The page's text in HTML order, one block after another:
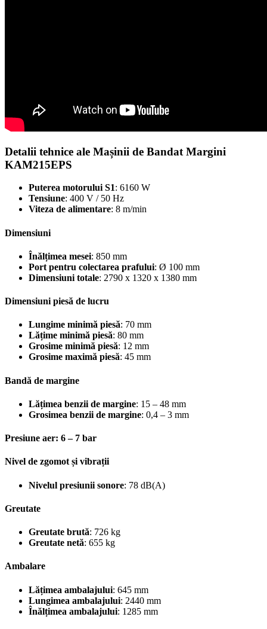
Detalii tehnice ale Mașinii de Bandat Margini
KAM215EPS
Puterea motorului S1: 6160 W
Tensiune: 400 V / 50 Hz
Viteza de alimentare: 8 m/min
Dimensiuni
Înălțimea mesei: 850 mm
Port pentru colectarea prafului: Ø 100 mm
Dimensiuni totale: 2790 x 1320 x 1380 mm
Dimensiuni piesă de lucru
Lungime minimă piesă: 70 mm
Lățime minimă piesă: 80 mm
Grosime minimă piesă: 12 mm
Grosime maximă piesă: 45 mm
Bandă de margine
Lățimea benzii de margine: 15 – 48 mm
Grosimea benzii de margine: 0,4 – 3 mm
Presiune aer: 6 – 7 bar
Nivel de zgomot și vibrații
Nivelul presiunii sonore: 78 dB(A)
Greutate
Greutate brută: 726 kg
Greutate netă: 655 kg
Ambalare
Lățimea ambalajului: 645 mm
Lungimea ambalajului: 2440 mm
Înălțimea ambalajului: 1285 mm